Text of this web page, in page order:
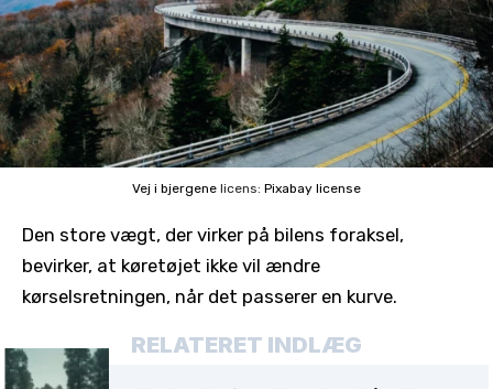
Vej i bjergene licens: Pixabay license
Den store vægt, der virker på bilens foraksel,
bevirker, at køretøjet ikke vil ændre
kørselsretningen, når det passerer en kurve.
RELATERET INDLÆG